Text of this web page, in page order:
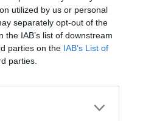
utilized by us or personal
separately opt-out of the
IAB’s list of downstream
parties on the IAB’s List of
parties.
une liste de mots qui